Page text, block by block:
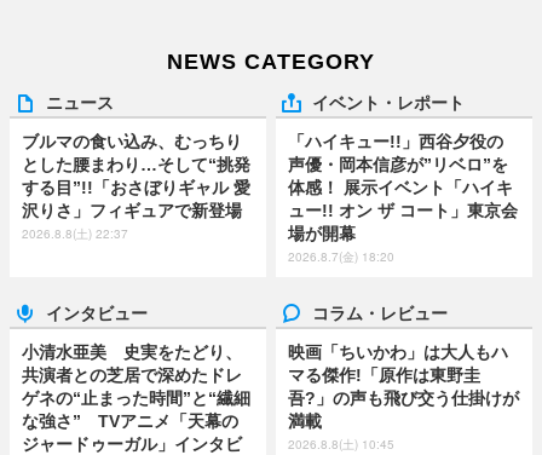
NEWS CATEGORY
ニュース
ブルマの食い込み、むっちり
とした腰まわり…そして“挑発
する目”!!「おさぼりギャル 愛
沢りさ」フィギュアで新登場
2026.8.8(土) 22:37
イベント・レポート
「ハイキュー!!」西谷夕役の
声優・岡本信彦が”リベロ”を
体感！ 展示イベント「ハイキ
ュー!! オン ザ コート」東京会
場が開幕
2026.8.7(金) 18:20
インタビュー
小清水亜美 史実をたどり、
共演者との芝居で深めたドレ
ゲネの“止まった時間”と“繊細
な強さ” TVアニメ「天幕の
ジャードゥーガル」インタビ
コラム・レビュー
映画「ちいかわ」は大人もハ
マる傑作!「原作は東野圭
吾?」の声も飛び交う仕掛けが
満載
2026.8.8(土) 10:45